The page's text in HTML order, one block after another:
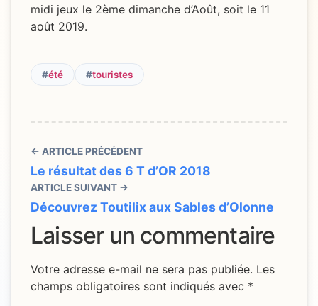
midi jeux le 2ème dimanche d’Août, soit le 11
août 2019.
#été #touristes
← ARTICLE PRÉCÉDENT
Le résultat des 6 T d’OR 2018
ARTICLE SUIVANT →
Découvrez Toutilix aux Sables d’Olonne
Laisser un commentaire
Votre adresse e-mail ne sera pas publiée. Les
champs obligatoires sont indiqués avec *